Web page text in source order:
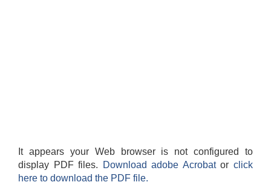
It appears your Web browser is not configured to
display PDF files.
Download adobe Acrobatorclick
here to download the PDF file.